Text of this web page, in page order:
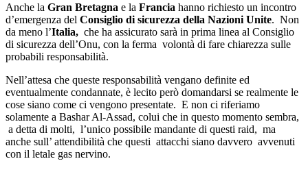
Anche la Gran Bretagna e la Francia hanno richiesto un incontro
d’emergenza del Consiglio di sicurezza della Nazioni Unite. Non
da meno l’Italia, che ha assicurato sarà in prima linea al Consiglio
di sicurezza dell’Onu, con la ferma volontà di fare chiarezza sulle
probabili responsabilità.
Nell’attesa che queste responsabilità vengano definite ed
eventualmente condannate, è lecito però domandarsi se realmente le
cose siano come ci vengono presentate. E non ci riferiamo
solamente a Bashar Al-Assad, colui che in questo momento sembra,
a detta di molti, l’unico possibile mandante di questi raid, ma
anche sull’ attendibilità che questi attacchi siano davvero avvenuti
con il letale gas nervino.